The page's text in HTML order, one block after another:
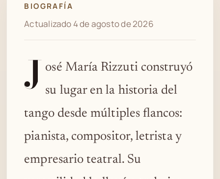
BIOGRAFÍA
Actualizado 4 de agosto de 2026
J osé María Rizzuti construyó
su lugar en la historia del
tango desde múltiples flancos:
pianista, compositor, letrista y
empresario teatral. Su